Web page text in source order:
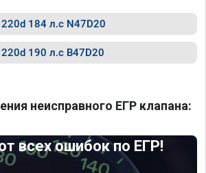
184 л.с N47D20
190 л.с B47D20
неисправного ЕГР клапана:
всех ошибок по ЕГР!